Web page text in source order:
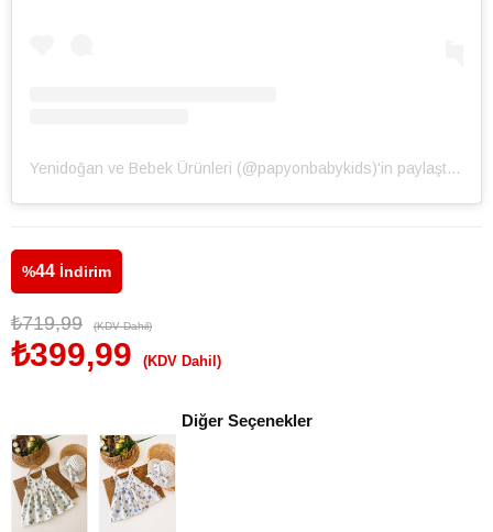
Yenidoğan ve Bebek Ürünleri (@papyonbabykids)'in paylaştığı bir gönderi
%44 İndirim
₺719,99 (KDV Dahil)
₺399,99 (KDV Dahil)
Diğer Seçenekler